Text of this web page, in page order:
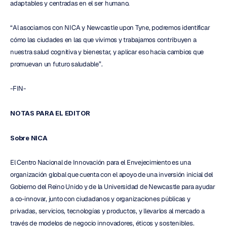
adaptables y centradas en el ser humano.
“Al asociarnos con NICA y Newcastle upon Tyne, podremos identificar
cómo las ciudades en las que vivimos y trabajamos contribuyen a
nuestra salud cognitiva y bienestar, y aplicar eso hacia cambios que
promuevan un futuro saludable”.
-FIN-
NOTAS PARA EL EDITOR
Sobre NICA
El Centro Nacional de Innovación para el Envejecimiento es una
organización global que cuenta con el apoyo de una inversión inicial del
Gobierno del Reino Unido y de la Universidad de Newcastle para ayudar
a co-innovar, junto con ciudadanos y organizaciones públicas y
privadas, servicios, tecnologías y productos, y llevarlos al mercado a
través de modelos de negocio innovadores, éticos y sostenibles.